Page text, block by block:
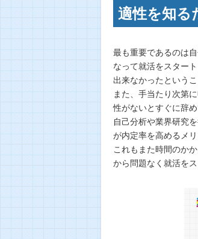
適性を知る
最も重要であるのは
なって就活をスター
出来なかったというこ
また、手当たり次第
性がないとすぐに辞
自己分析や業界研究
が内定率を高めるメ
これもまた時間のか
から問題なく就活を